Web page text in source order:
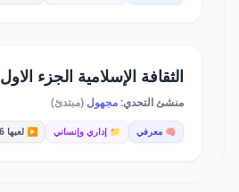
الثقافة الإسلامية الجزء الاول
منشئ التحدي:مجهول (مبتدئ)
🧠 معرفي 📁 إداري وإنساني ▶️ لعبها 2,136